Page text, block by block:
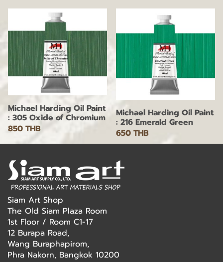
Michael Harding Oil Paint
: 305 Oxide of Chromium
850 THB
Michael Harding Oil Paint
: 216 Emerald Green
650 THB
Siam Art Shop
The Old Siam Plaza Room
1st Floor / Room C1-17
12 Burapa Road,
Wang Buraphapirom,
Phra Nakorn, Bangkok 10200